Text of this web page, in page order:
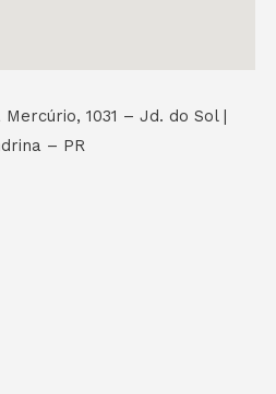
Mercúrio, 1031 – Jd. do Sol |
– PR